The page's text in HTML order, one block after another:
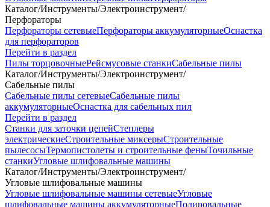
Каталог/Инструменты/Электроинструмент/
Перфораторы
Перфораторы сетевыеПерфораторы аккумуляторныеОснастка
для перфораторов
Перейти в раздел
Пилы торцовочныеРейсмусовые станкиСабельные пилы
Каталог/Инструменты/Электроинструмент/
Сабельные пилы
Сабельные пилы сетевыеСабельные пилы
аккумуляторныеОснастка для сабельных пил
Перейти в раздел
Станки для заточки цепейСтеплеры
электрическиеСтроительные миксерыСтроительные
пылесосыТермопистолеты и строительные феныТочильные
станкиУгловые шлифовальные машины
Каталог/Инструменты/Электроинструмент/
Угловые шлифовальные машины
Угловые шлифовальные машины сетевыеУгловые
шлифовальные машины аккумуляторныеПолировальные